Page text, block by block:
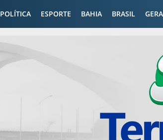
POLÍTICA ESPORTE BAHIA BRASIL